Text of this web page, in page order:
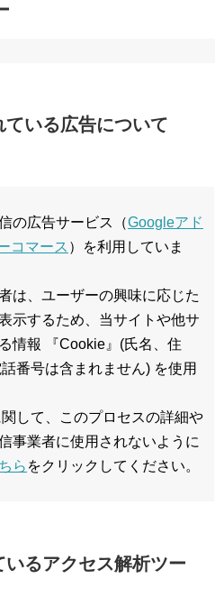
いる広告について
の広告サービス（Googleアド
コマース ）を利用していま
は、ユーザーの興味に応じた
示するため、当サイトや他サ
情報 『Cookie』(氏名、住
番号は含まれません) を使用
して、このプロセスの詳細や
事業者に使用されないように
ら をクリックしてください。
るアクセス解析ツー